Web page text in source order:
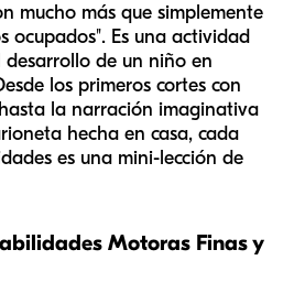
mucho más que simplemente
ocupados". Es una actividad
desarrollo de un niño en
los primeros cortes con
la narración imaginativa
hecha en casa, cada
es una mini-lección de
Motoras Finas y